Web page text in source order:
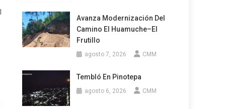
Avanza Modernización Del
Camino El Huamuche–El
Frutillo
agosto 7, 2026 CMM
Tembló En Pinotepa
agosto 6, 2026 CMM